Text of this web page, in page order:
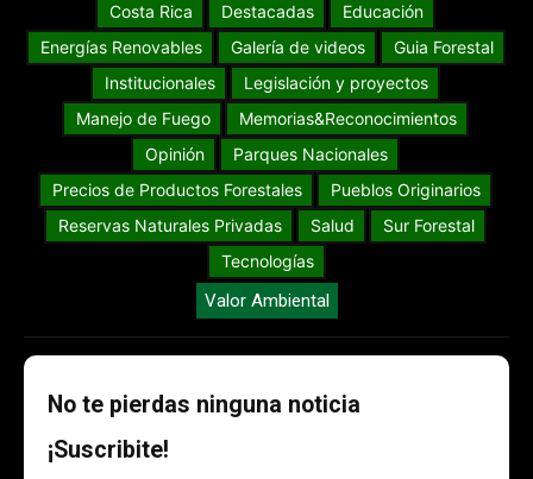
Costa Rica
Destacadas
Educación
Energías Renovables
Galería de videos
Guia Forestal
Institucionales
Legislación y proyectos
Manejo de Fuego
Memorias&Reconocimientos
Opinión
Parques Nacionales
Precios de Productos Forestales
Pueblos Originarios
Reservas Naturales Privadas
Salud
Sur Forestal
Tecnologías
Valor Ambiental
No te pierdas ninguna noticia
¡Suscribite!